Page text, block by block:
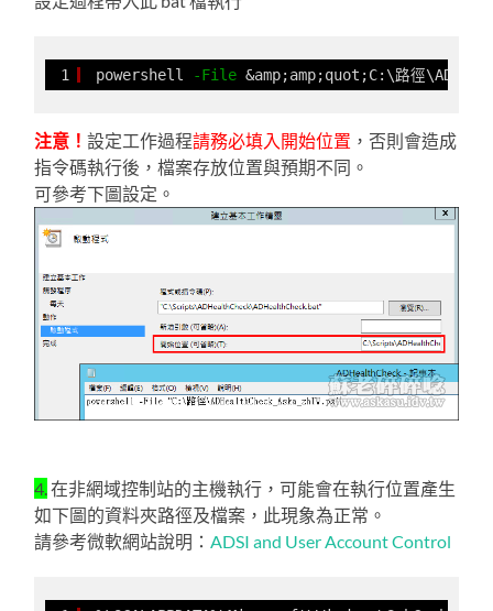
1 powershell -File &amp;amp;quot;C:\路徑
注意！設定工作過程請務必填入開始位置 ，否則會造成
指令碼執行後，檔案存放位置與預期不同。
可參考下圖設定。
4.在非網域控制站的主機執行，可能會在執行位置產生
如下圖的資料夾路徑及檔案，此現象為正常。
請參考微軟網站說明：ADSI and User Account Control